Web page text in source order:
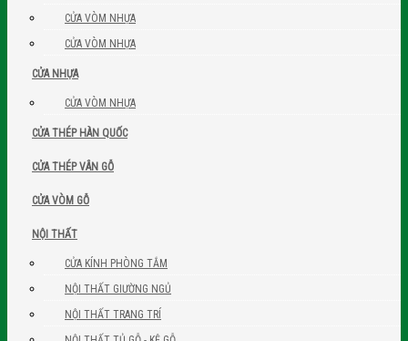
CỬA VÒM NHỰA
CỬA VÒM NHỰA
CỬA NHỰA
CỬA VÒM NHỰA
CỬA THÉP HÀN QUỐC
CỬA THÉP VÂN GỖ
CỬA VÒM GỖ
NỘI THẤT
CỬA KÍNH PHÒNG TẮM
NỘI THẤT GIƯỜNG NGỦ
NỘI THẤT TRANG TRÍ